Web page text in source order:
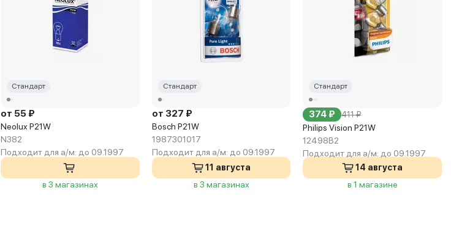
Стандарт
от 55 ₽
Neolux P21W
N382
Подходит для а/м: до 09.1997
в 3 магазинах
Стандарт
от 327 ₽
Bosch P21W
1987301017
Подходит для а/м: до 09.1997
11 августа
в 3 магазинах
Стандарт
374 ₽ 411 ₽
Philips Vision P21W
12498B2
Подходит для а/м: до 09.1997
14 августа
в 1 магазине